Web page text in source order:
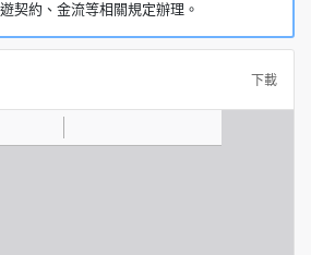
契約、金流等相關規定辦理。
下載